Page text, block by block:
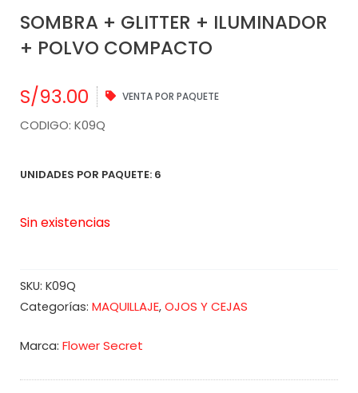
SOMBRA + GLITTER + ILUMINADOR
+ POLVO COMPACTO
S/93.00 VENTA POR PAQUETE
CODIGO: K09Q
UNIDADES POR PAQUETE: 6
Sin existencias
SKU: K09Q
Categorías: MAQUILLAJE, OJOS Y CEJAS
Marca: Flower Secret